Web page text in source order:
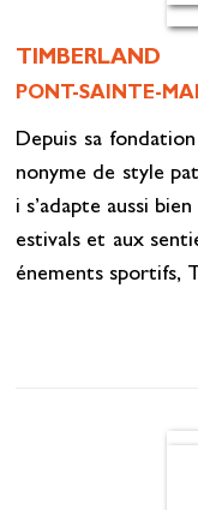
TIMBERLAND
PONT-SAINTE-
Depuis sa
nonyme de style
i s’adapte aussi
estivals et aux
énements sportifs,